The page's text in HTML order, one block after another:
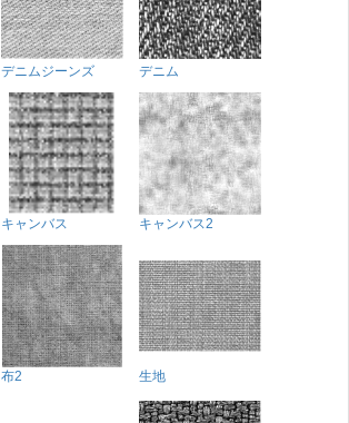
デニムジーンズ デニム
キャンバス キャンバス2
布2 生地